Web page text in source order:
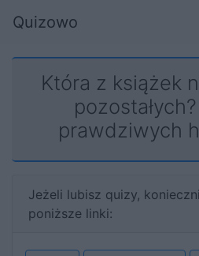
Quizowo
Która z książek
prawdziwych
Jeżeli lubisz quizy,
poniższe linki: